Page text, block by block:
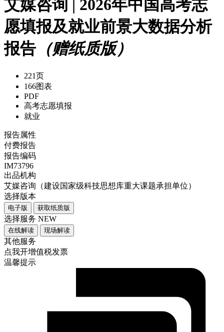
艾媒咨询 | 2026年中国高考志
愿填报及就业前景大数据分析
报告 （赠纸质版）
221页
166图表
PDF
高考志愿填报
就业
报告属性
付费报告
报告编码
IM73796
出品机构
艾媒咨询（建设国家级科技思想库重大课题承担单位）
选择版本
电子版 获取纸质版
选择服务 NEW
在线解读 现场解读
其他服务
点我开增值税发票
温馨提示